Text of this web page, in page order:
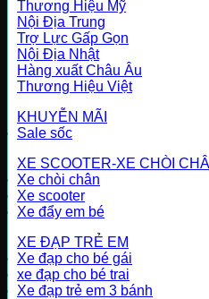
Thương Hiệu Mỹ
Nội Địa Trung
Trợ Lực Gấp Gọn
Nội Địa Nhật
Hàng xuất Châu Âu
Thương Hiệu Việt
KHUYỄN MÃI
Sale sốc
XE SCOOTER-XE CHÒI
Xe chòi chân
Xe scooter
Xe đẩy em bé
XE ĐẠP TRẺ EM
Xe đạp cho bé gái
xe đạp cho bé trai
Xe đạp trẻ em 3 bánh